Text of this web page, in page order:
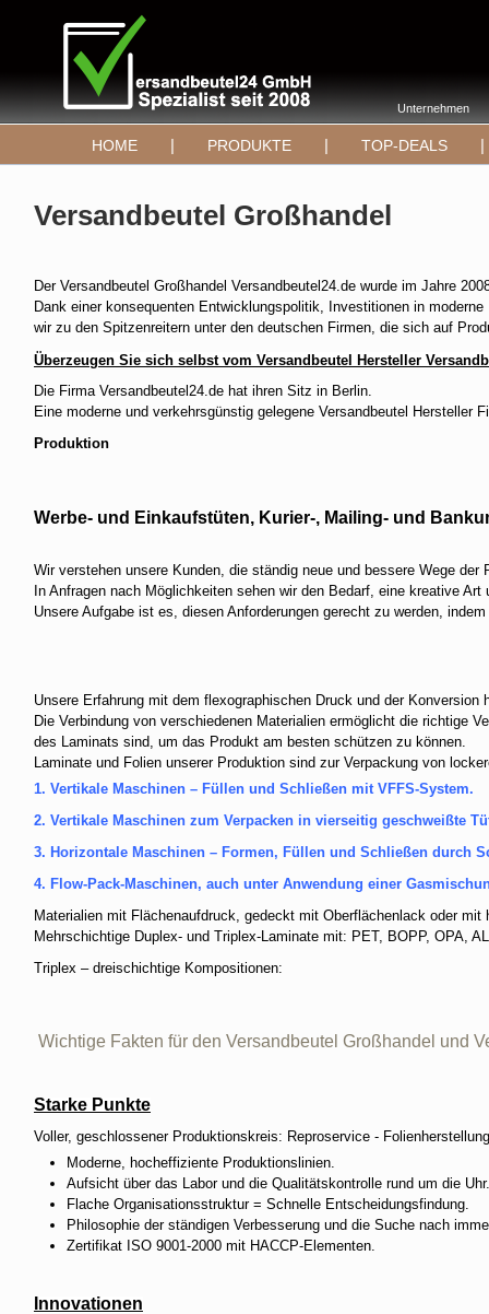
Unternehmen
HOME | PRODUKTE | TOP-DEALS |
Versandbeutel Großhandel
Der Versandbeutel Großhandel Versandbeutel24.de wurde im Jahre
Dank einer konsequenten Entwicklungspolitik, Investitionen in
wir zu den Spitzenreitern unter den deutschen Firmen, die sich auf
Überzeugen Sie sich selbst vom Versandbeutel Hersteller
Die Firma Versandbeutel24.de hat ihren Sitz in Berlin.
Eine moderne und verkehrsgünstig gelegene Versandbeutel Hersteller
Produktion
Werbe- und Einkaufstüten, Kurier-, Mailing- und
Wir verstehen unsere Kunden, die ständig neue und bessere Wege der
In Anfragen nach Möglichkeiten sehen wir den Bedarf, eine kreative
Unsere Aufgabe ist es, diesen Anforderungen gerecht zu werden,
Unsere Erfahrung mit dem flexographischen Druck und der
Die Verbindung von verschiedenen Materialien ermöglicht die richtige
des Laminats sind, um das Produkt am besten schützen zu können.
Laminate und Folien unserer Produktion sind zur Verpackung von
1. Vertikale Maschinen – Füllen und Schließen mit VFFS-System.
2. Vertikale Maschinen zum Verpacken in vierseitig geschweißte
3. Horizontale Maschinen – Formen, Füllen und Schließen durch
4. Flow-Pack-Maschinen, auch unter Anwendung einer
Materialien mit Flächenaufdruck, gedeckt mit Oberflächenlack oder mit
Mehrschichtige Duplex- und Triplex-Laminate mit: PET, BOPP, OPA,
Triplex – dreischichtige Kompositionen:
Wichtige Fakten für den Versandbeutel Großhandel und
Starke Punkte
Voller, geschlossener Produktionskreis: Reproservice -
Moderne, hocheffiziente Produktionslinien.
Aufsicht über das Labor und die Qualitätskontrolle rund um die Uhr.
Flache Organisationsstruktur = Schnelle Entscheidungsfindung.
Philosophie der ständigen Verbesserung und die Suche nach
Zertifikat ISO 9001-2000 mit HACCP-Elementen.
Innovationen